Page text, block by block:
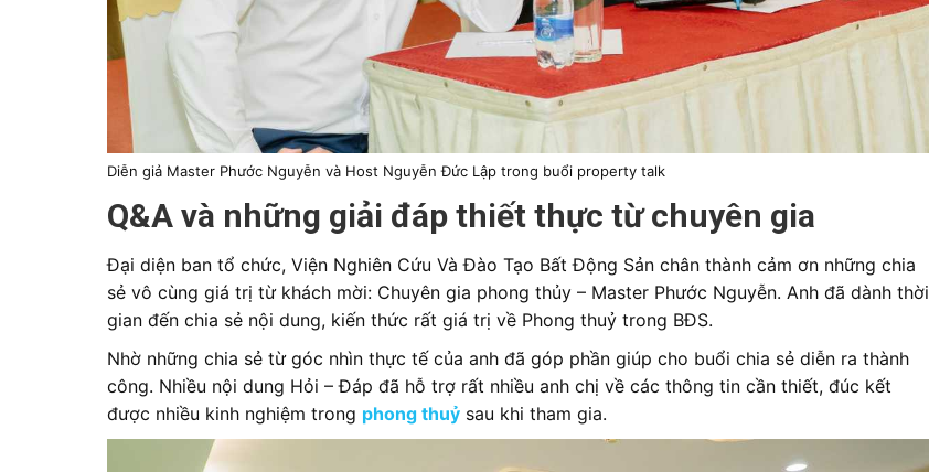
Diễn giả Master Phước Nguyễn và Host Nguyễn Đức Lập trong buổi property talk
Q&A và những giải đáp thiết thực từ chuyên gia
Đại diện ban tổ chức, Viện Nghiên Cứu Và Đào Tạo Bất Động Sản chân thành cảm ơn những chia
sẻ vô cùng giá trị từ khách mời: Chuyên gia phong thủy – Master Phước Nguyễn. Anh đã dành thời
gianđến chia sẻ nội dung, kiến thức rất giá trị về Phong thuỷ trong BĐS.
Nhờ những chia sẻ từ góc nhìn thực tế của anh đã góp phần giúp cho buổi chia sẻ diễn ra thành
công. Nhiều nội dung Hỏi – Đáp đã hỗ trợ rất nhiều anh chị về các thông tin cần thiết, đúc kết
được nhiều kinh nghiệm trong phong thuỷ sau khi tham gia.